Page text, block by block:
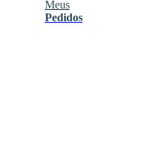
Meus
Pedidos